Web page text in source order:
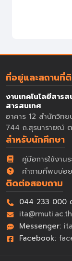
ที่อยู่และสถานที่
งานเทคโนโลยีสาร
สารสนเทศ
อาคาร 12 สำนักวิทย
744 ถ.สุรนารายณ์
สำหรับนักศึกษา
คู่มือการใช้งาน
คำถามที่พบบ่อ
ติดต่อสอบถาม
044 233 000
ita@rmuti.ac.th
Messenger:
Facebook: